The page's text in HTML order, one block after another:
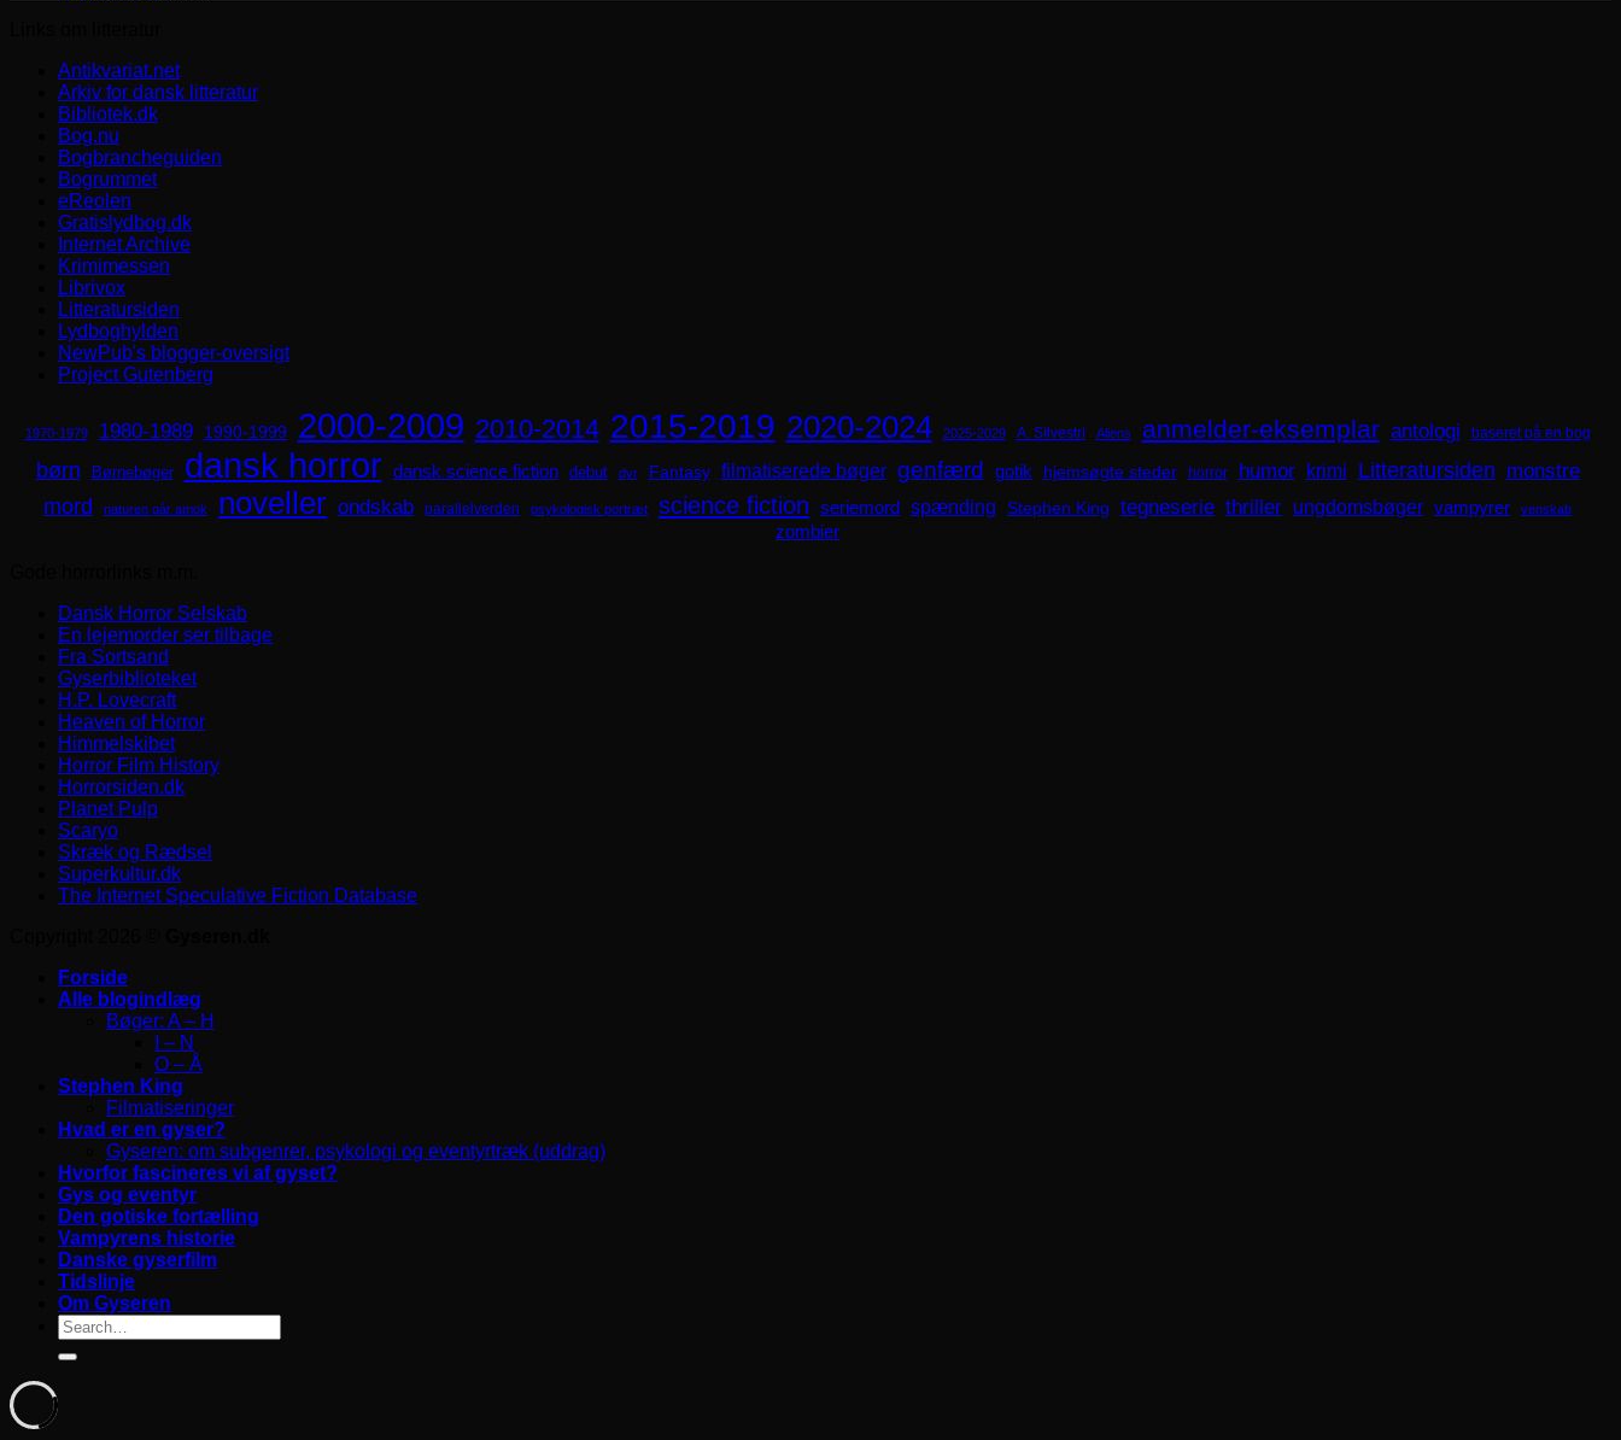
Antikvariat.net
Arkiv for dansk litteratur
Bibliotek.dk
Bog.nu
Bogbrancheguiden
Bogrummet
eReolen
Gratislydbog.dk
Internet Archive
Krimimessen
Librivox
Litteratursiden
Lydboghylden
NewPub's blogger-oversigt
Project Gutenberg
1970-1979 1980-1989 1990-1999 2000-2009 2010-2014 2015-2019 2020-2024 2025-2029 A. Silvestri Aliens anmelder-eksemplar antologi baseret på en bog
børn Børnebøger dansk horror dansk science fiction debut dyr Fantasy filmatiserede bøger genfærd gotik hjemsøgte steder horror humor krimi Litteratursiden monstre
mord naturen går amok noveller ondskab parallelverden psykologisk portræt science fiction seriemord spænding Stephen King tegneserie thriller ungdomsbøger vampyrer venskab
zombier
Dansk Horror Selskab
En lejemorder ser tilbage
Fra Sortsand
Gyserbiblioteket
H.P. Lovecraft
Heaven of Horror
Himmelskibet
Horror Film History
Horrorsiden.dk
Planet Pulp
Scaryo
Skræk og Rædsel
Superkultur.dk
The Internet Speculative Fiction Database
Forside
Alle blogindlæg
Bøger: A – H
I – N
O – Å
Stephen King
Filmatiseringer
Hvad er en gyser?
Gyseren: om subgenrer, psykologi og eventyrtræk (uddrag)
Hvorfor fascineres vi af gyset?
Gys og eventyr
Den gotiske fortælling
Vampyrens historie
Danske gyserfilm
Tidslinje
Om Gyseren